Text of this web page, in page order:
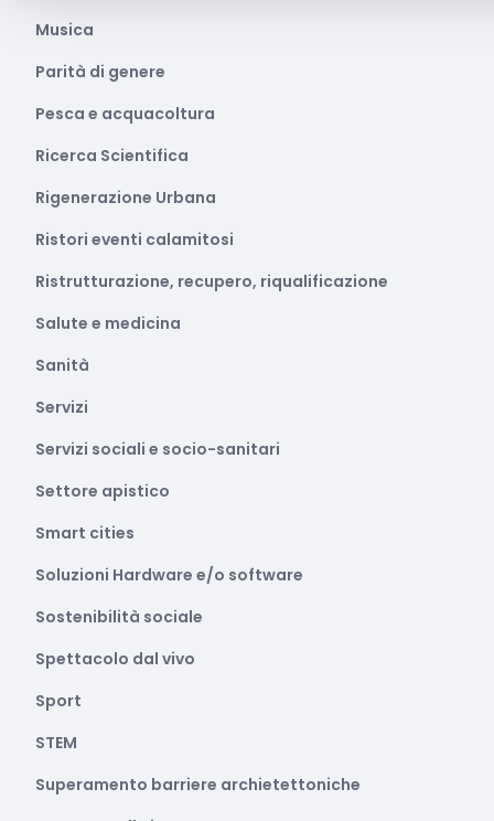
Musica
Parità di genere
Pesca e acquacoltura
Ricerca Scientifica
Rigenerazione Urbana
Ristori eventi calamitosi
Ristrutturazione, recupero, riqualificazione
Salute e medicina
Sanità
Servizi
Servizi sociali e socio-sanitari
Settore apistico
Smart cities
Soluzioni Hardware e/o software
Sostenibilità sociale
Spettacolo dal vivo
Sport
STEM
Superamento barriere archietettoniche